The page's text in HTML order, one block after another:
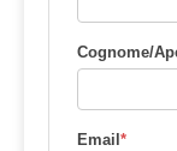
Cognome/
Email*